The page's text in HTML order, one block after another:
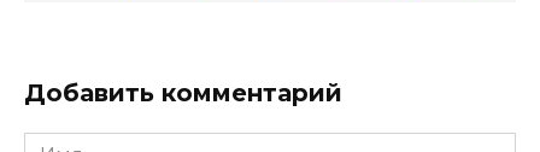
Добавить комментарий
Имя